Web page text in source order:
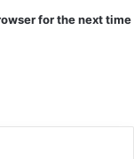
for the next time